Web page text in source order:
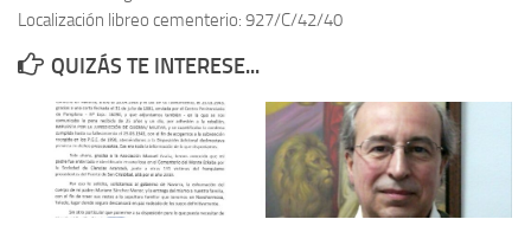
Memoria Histórica
Investigación previa de la represión en Talavera de la Reina (1937-
1947).
Informe Represión en Toledo 1936-1947 | Buscador
Informe de la fosa de abril de 1939 de Tembleque
Localización libreo cementerio: 927/C/42/40
QUIZÁS TE INTERESE...